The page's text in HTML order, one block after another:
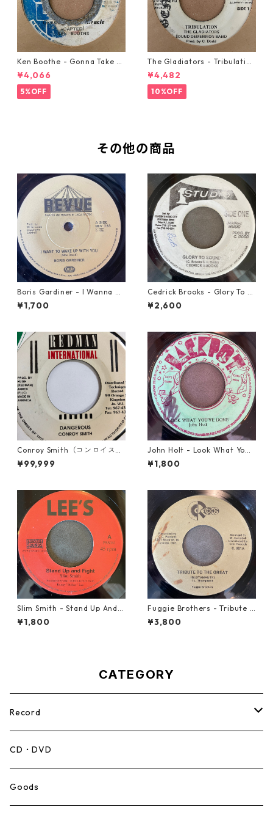
Ken Boothe - Gonna Take A
Miracle【7-21362】
¥4,066
5%OFF
The Gladiators - Tribulation
【7-21365】
¥4,482
10%OFF
その他の商品
Boris Gardiner - I Wanna W
ake Up With You【7-2192
4】
¥1,700
Cedrick Brooks - Glory To S
ounds【7-21786】
¥2,600
Conroy Smith（コンロイスミ
ス） - Dangerous【7'】
¥99,999
John Holt - Look What Yo
u've Done【7-21817】
¥1,800
Slim Smith - Stand Up And F
ight 【7-21832】
¥1,800
Fuggie Brothers - Tribute T
o The Great【7-21765】
¥3,800
CATEGORY
Record
Mento,Calypso,Ballad
Ska
CD・DVD
Goods